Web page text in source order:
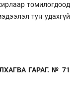
томилогдоод
тун удахгүй
ГАРАГ. № 71